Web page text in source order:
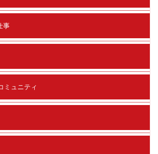
事
ミュニティ